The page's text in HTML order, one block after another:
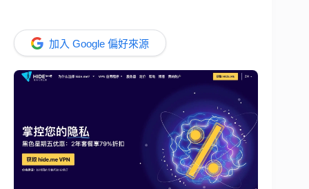
加入 Google 偏好來源